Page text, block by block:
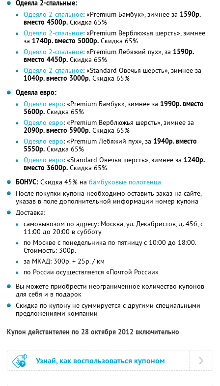
Одеяла 2-спальные:
Одеяло 2-спальное: «Premium Бамбук», зимнее за 1590р.
вместо 4500р. Скидка 65%
Одеяло 2-спальное: «Premium Верблюжья шерсть», зимнее
за 1740р. вместо 5000р. Скидка 65%
Одеяло 2-спальное: «Premium Лебяжий пух», за 1590р.
вместо 4450р. Скидка 65%
Одеяло 2-спальное: «Standard Овечья шерсть», зимнее за
1040р. вместо 3000р. Скидка 65%
Одеяла евро:
Одеяло евро: «Premium Бамбук», зимнее за 1990р. вместо
5600р. Скидка 65%
Одеяло евро: «Premium Верблюжья шерсть», зимнее за
2090р. вместо 5900р. Скидка 65%
Одеяло евро: «Premium Лебяжий пух», за 1940р. вместо
5550р. Скидка 65%
Одеяло евро: «Standard Овечья шерсть», зимнее за 1240р.
вместо 3600р. Скидка 65%
БОНУС: Скидка 45% на бамбуковые полотенца
После покупки купона необходимо оставить заказ на сайте,
указав в поле дополнительной информации номер купона
Доставка:
самовывозом по адресу: Москва, ул. Декабристов, д. 45б, с
11:00 до 20:00 в субботу
по Москве с понедельника по пятницу с 10:00 до 18:00.
Стоимость: 300р.
за МКАД: 300р. + 25р. / км
по России осуществляется «Почтой России»
Вы можете приобрести неограниченное количество купонов
для себя и в подарок
Скидка по купону не суммируется с другими специальными
предложениями компании
Купон действителен по 28 октября 2012 включительно
Узнай, как воспользоваться купоном